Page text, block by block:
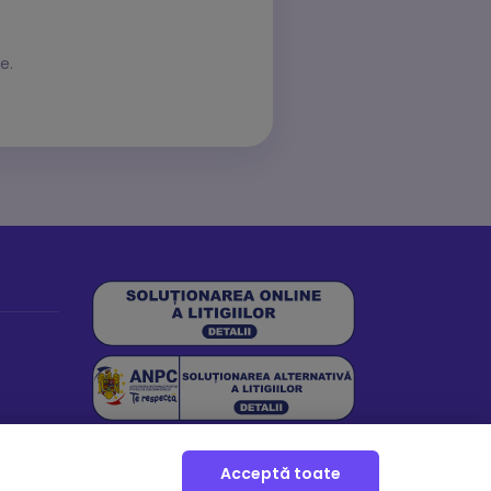
Acceptă toate